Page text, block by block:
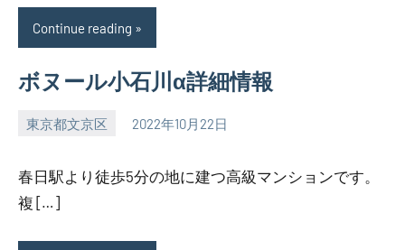
Continue reading
ボヌール小石川α詳細情報
東京都文京区 2022年10月22日
SEZIMO
春日駅より徒歩5分の地に建つ高級マンションです。
複 […]